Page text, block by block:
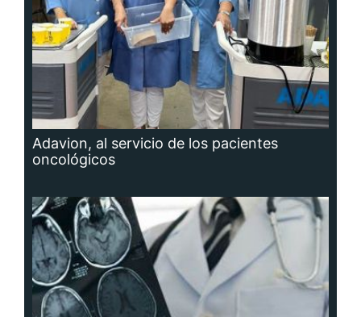
Adavion, al servicio de los pacientes
oncológicos